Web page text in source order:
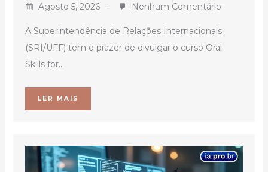
Agosto 5, 2026 Nenhum Comentário
A Superintendência de Relações Internacionais
(SRI/UFF) tem o prazer de divulgar o curso Oral
Skills for...
LER MAIS